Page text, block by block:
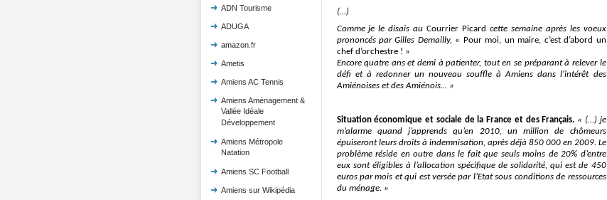
ADN Tourisme
ADUGA
amazon.fr
Ametis
Amiens AC Tennis
Amiens Aménagement &
Vallée Idéale
Développement
Amiens Métropole
Natation
Amiens SC Football
Amiens sur Wikipédia
(…)
Comme je le disais au Courrier Picard cette semaine après les voeux
prononcés par Gilles Demailly, « Pour moi, un maire, c’est d’abord un
chef d’orchestre ! »
Encore quatre ans et demi à patienter, tout en se préparant à relever le
défi et à redonner un nouveau souffle à Amiens dans l'intérêt des
Amiénoises et des Amiénois... »
Situation économique et sociale de la France et des Français. « (…) je
m’alarme quand j’apprends qu’en 2010, un million de chômeurs
épuiseront leurs droits à indemnisation, après déjà 850 000 en 2009. Le
problème réside en outre dans le fait que seuls moins de 20% d’entre
eux sont éligibles à l’allocation spécifique de solidarité, qui est de 450
euros par mois et qui est versée par l’Etat sous conditions de ressources
du ménage. »